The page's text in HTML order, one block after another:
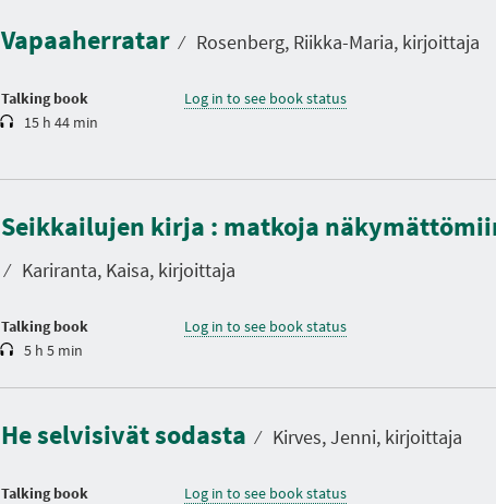
Vapaaherratar ⁄ Rosenberg, Riikka-Maria, kirjoittaja
Talking book
t
i
n
15 h 44 min
Log in to see book status
Seikkailujen kirja : matkoja
⁄ Kariranta, Kaisa, kirjoittaja
Talking book
D
r
a
t
i
n
5 h 5 min
Log in to see book status
He selvisivät sodasta ⁄ Kirves, Jenni, kirjoittaja
Talking book
D
r
t
i
n
Log in to see book status